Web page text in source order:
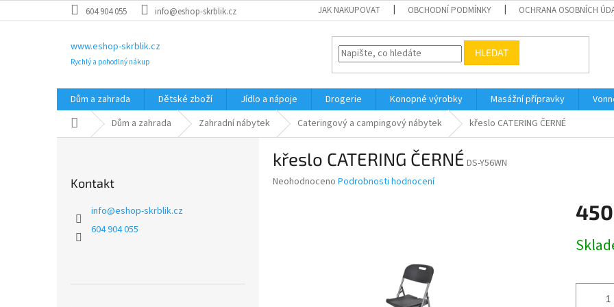
na
604 904 055 info@eshop-skrblik.cz JAK NAKUPOVAT OBCHODNÍ PODMÍNKY OCHRANA OSOBNÍCH
www.eshop-skrblik.cz
Rychlý a pohodlný nákup
HLEDAT
Dům a zahrada Dětské zboží Jídlo a nápoje Drogerie Konopné výrobky Masážní přípravky
Domů Dům a zahrada Zahradní nábytek Cateringový a campingový nábytek křeslo CATERING ČERNÉ
Kontakt
info@eshop-skrblik.cz
604 904 055
křeslo CATERING ČERNÉ DS-Y56WN
Průměrné
Neohodnoceno Podrobnosti hodnocení
cena: